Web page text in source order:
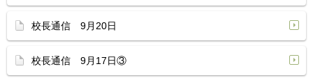
校長通信 9月20日
校長通信 9月17日③